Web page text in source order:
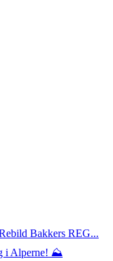
Bakkers REG...
i Alperne! ⛰️